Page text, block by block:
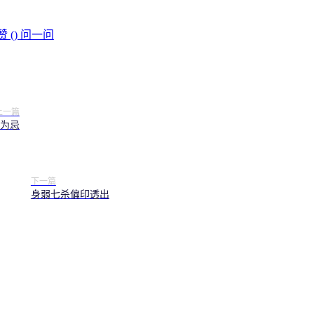
() 问一问
一篇
忌
下一篇
身弱七杀偏印透出